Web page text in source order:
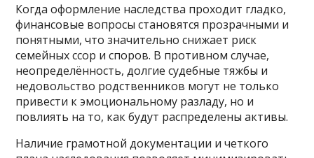
Когда оформление наследства проходит гладко,
финансовые вопросы становятся прозрачными и
понятными, что значительно снижает риск
семейных ссор и споров. В противном случае,
неопределённость, долгие судебные тяжбы и
недовольство родственников могут не только
привести к эмоциональному разладу, но и
повлиять на то, как будут распределены активы.
Наличие грамотной документации и четкого